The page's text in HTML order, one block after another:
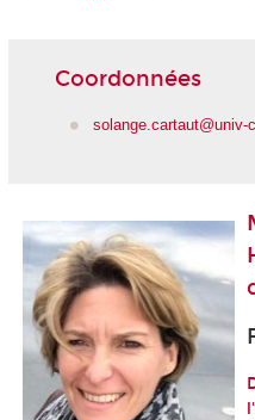
Coordonnées
solange.cartaut@univ-